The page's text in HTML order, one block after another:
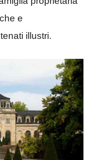
e
illustri.